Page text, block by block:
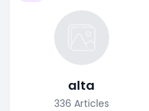
alta
336 Articles